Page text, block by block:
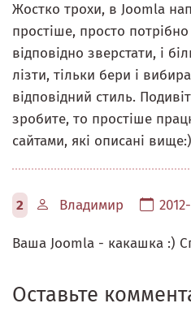
Жостко трохи, в Joomla
простіше, просто
відповідно зверстати, і
лізти, тільки бери і
відповідний стиль.
зробите, то простіше
сайтами, які описані вище:)
2 Владимир
Ваша Joomla - какашка :)
Оставьте